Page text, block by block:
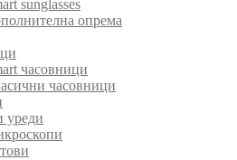
sunglasses
опрема
часовници
часовници
уреди